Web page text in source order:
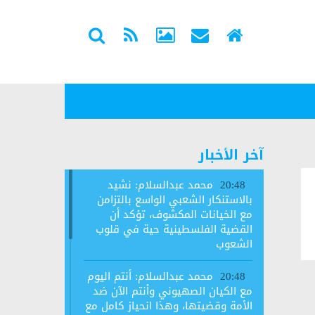
آخر الأخبار
20:48 محمد عبدالسلام: نشيد
بالاستنكار الشعبي الواسع بالتزامن
مع الخيانات المكشوف، تؤكد أن
القضية الفلسطينية حية في قلوب
الشعوب
20:48 محمد عبدالسلام: أنتم اليوم
مع الكيان الصهيوني وأنتم الآن ضد
الأمة وقضيتها، وهذا انحياز كامل مع